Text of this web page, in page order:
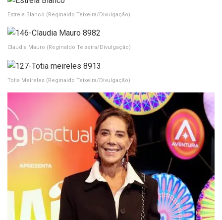
Estrela Blanco (Reginaldo Teixeira/Divulgação)
Claudia Mauro (Reginaldo Teixeira/Divulgação)
Totia Meireles (Reginaldo Teixeira/Divulgação)